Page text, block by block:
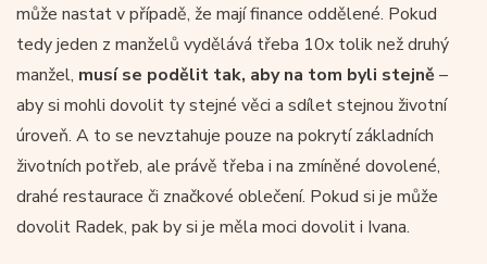
může nastat v případě, že mají finance oddělené. Pokud
tedy jeden z manželů vydělává třeba 10x tolik než druhý
manžel, musí se podělit tak, aby na tom byli stejně –
aby si mohli dovolit ty stejné věci a sdílet stejnou životní
úroveň. A to se nevztahuje pouze na pokrytí základních
životních potřeb, ale právě třeba i na zmíněné dovolené,
drahé restaurace či značkové oblečení. Pokud si je může
dovolit Radek, pak by si je měla moci dovolit i Ivana.